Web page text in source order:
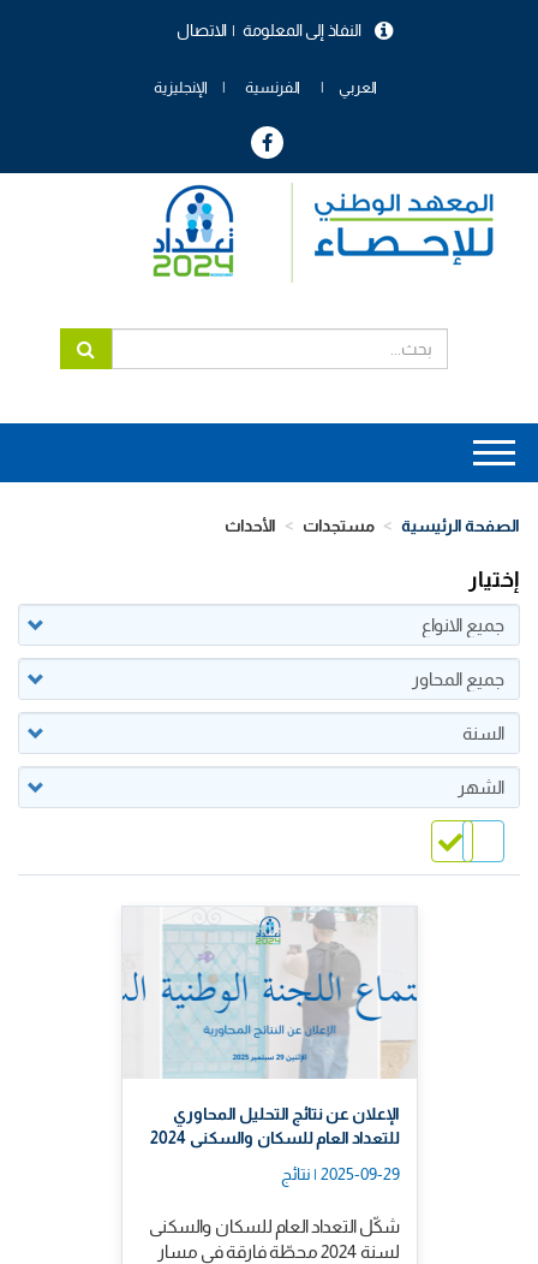
الاتصال النفاذ إلى المعلومة
العربي الفرنسية الإنجليزية
Main
navigation
الصفحة الرئيسية مستجدات الأحداث
إختيار
الإعلان عن نتائج التحليل المحاوري
للتعداد العام للسكان والسكنى 2024
2025-09-29 | نتائج
شكّل التعداد العام للسكان والسكنى
لسنة 2024 محطّة فارقة في مسار